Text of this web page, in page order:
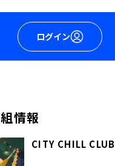
ログイン
情報
CITY CHILL CLUB